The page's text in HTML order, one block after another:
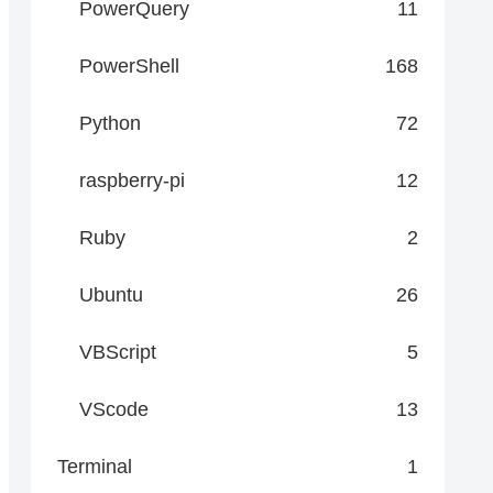
PowerQuery 11
PowerShell 168
Python 72
raspberry-pi 12
Ruby 2
Ubuntu 26
VBScript 5
VScode 13
Terminal 1